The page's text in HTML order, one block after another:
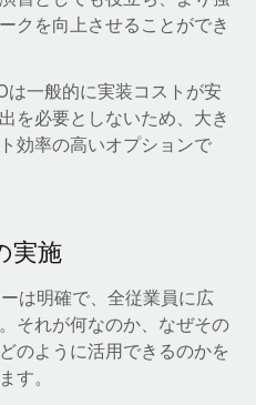
管理
ィに設立
：GustoとXeroの統合お
Plus（契約社員管理
クを向上させることができ
は一般的に実装コストが安
を必要としないため、大き
効率の高いオプションで
実施
は明確で、全従業員に広
それが何なのか、なぜその
のように活用できるのかを
す。